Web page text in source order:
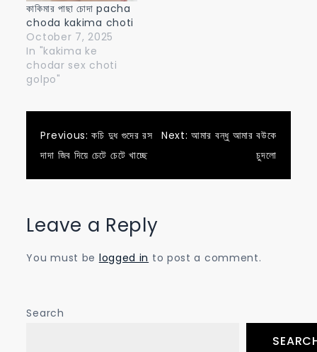
কাকিমার পাছা চোদা pacha
choda kakima choti
October 7, 2025
In "kakima ke
chodar sex choti
golpo"
Post
navigation
Previous: কচি দুধ গুদের রস
দাদা জিব দিয়ে চেটে চেটে খাচ্ছে
Next: আমার বন্ধু আমার বউকে
চুদলো
Leave a Reply
You must be logged in to post a comment.
Search